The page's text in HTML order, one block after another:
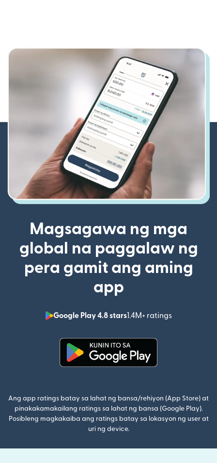
Magsagawa ng mga
global na paggalaw ng
pera gamit ang aming
app
Google Play 4.8 stars1.4M+ ratings
(bubukas
Ang app ratings batay sa lahat ng bansa/rehiyon (App Store) at
pinakakamakailang ratings sa lahat ng bansa (Google Play).
Posibleng magkakaiba ang ratings batay sa lokasyon ng user at
uri ng device.